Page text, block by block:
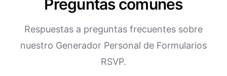
Preguntas comunes
Respuestas a preguntas frecuentes sobre
nuestro Generador Personal de Formularios
RSVP.